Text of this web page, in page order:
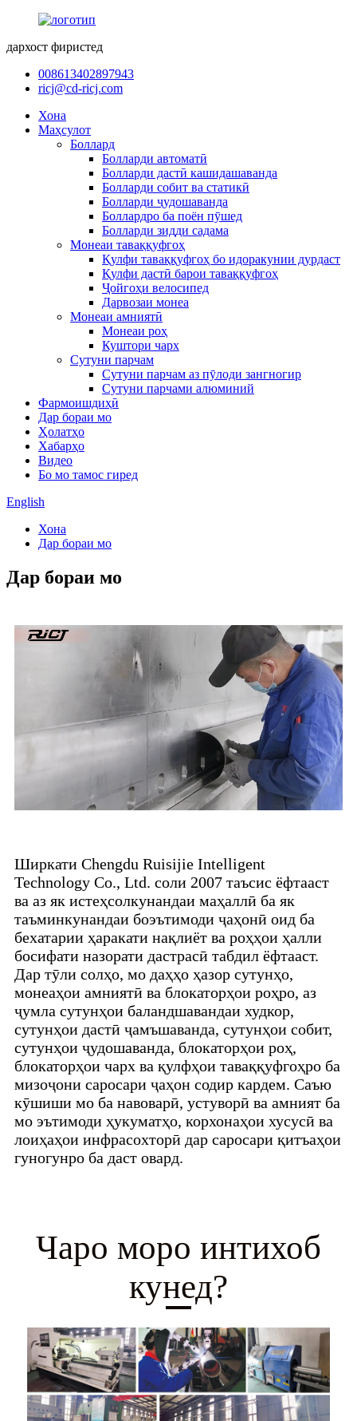
дархост фиристед
008613402897943
ricj@cd-ricj.com
Хона
Маҳсулот
Боллард
Болларди автоматӣ
Болларди дастӣ кашидашаванда
Болларди собит ва статикӣ
Болларди ҷудошаванда
Боллардро ба поён пӯшед
Болларди зидди садама
Монеаи таваққуфгоҳ
Қулфи таваққуфгоҳ бо идоракунии дурдаст
Қулфи дастӣ барои таваққуфгоҳ
Ҷойгоҳи велосипед
Дарвозаи монеа
Монеаи амниятӣ
Монеаи роҳ
Куштори чарх
Сутуни парчам
Сутуни парчам аз пӯлоди зангногир
Сутуни парчами алюминий
Фармоишдиҳӣ
Дар бораи мо
Ҳолатҳо
Хабарҳо
Видео
Бо мо тамос гиред
English
Хона
Дар бораи мо
Дар бораи мо
Ширкати Chengdu Ruisijie Intelligent
Technology Co., Ltd. соли 2007 таъсис ёфтааст
ва аз як истеҳсолкунандаи маҳаллӣ ба як
таъминкунандаи боэътимоди ҷаҳонӣ оид ба
бехатарии ҳаракати нақлиёт ва роҳҳои ҳалли
босифати назорати дастрасӣ табдил ёфтааст.
Дар тӯли солҳо, мо даҳҳо ҳазор сутунҳо,
монеаҳои амниятӣ ва блокаторҳои роҳро, аз
ҷумла сутунҳои баландшавандаи худкор,
сутунҳои дастӣ ҷамъшаванда, сутунҳои собит,
сутунҳои ҷудошаванда, блокаторҳои роҳ,
блокаторҳои чарх ва қулфҳои таваққуфгоҳро ба
мизоҷони саросари ҷаҳон содир кардем. Саъю
кӯшиши мо ба навоварӣ, устуворӣ ва амният ба
мо эътимоди ҳукуматҳо, корхонаҳои хусусӣ ва
лоиҳаҳои инфрасохторӣ дар саросари қитъаҳои
гуногунро ба даст овард.
Чаро моро интихоб
кунед?